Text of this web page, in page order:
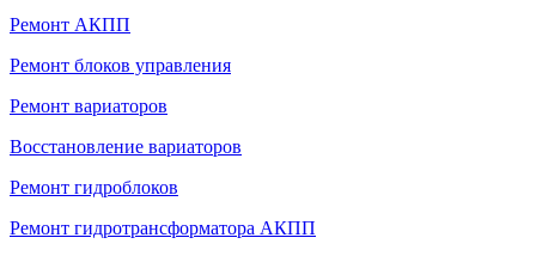
Ремонт АКПП
Ремонт блоков управления
Ремонт вариаторов
Восстановление вариаторов
Ремонт гидроблоков
Ремонт гидротрансформатора АКПП